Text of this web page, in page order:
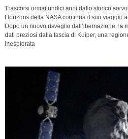
Trascorsi ormai undici anni dallo storico
Horizons della NASA continua il suo viaggio
Dopo un nuovo risveglio dall’ibernazione, la
dati preziosi dalla fascia di Kuiper, una
inesplorata